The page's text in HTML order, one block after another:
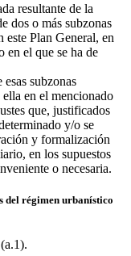
resultante de la
dos o más subzonas
este Plan General, en
en el que se ha de
subzonas
en el mencionado
que, justificados
y/o se
y formalización
en los supuestos
o necesaria.
del régimen urbanístico